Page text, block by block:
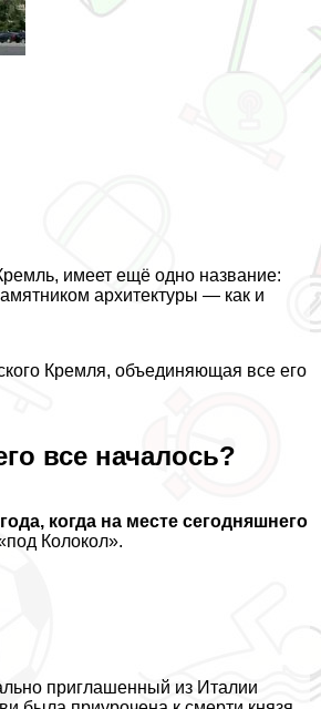
имеет ещё одно название:
архитектуры — как и
Кремля, объединяющая все его
все началось?
когда на месте сегодняшнего
Колокол».
приглашенный из Италии